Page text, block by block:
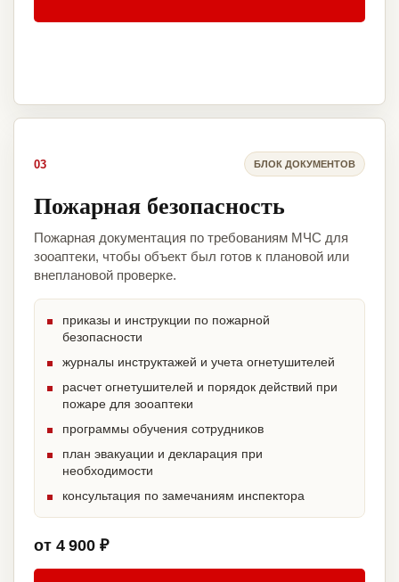
03 БЛОК ДОКУМЕНТОВ
Пожарная безопасность
Пожарная документация по требованиям МЧС для
зооаптеки, чтобы объект был готов к плановой или
внеплановой проверке.
приказы и инструкции по пожарной
безопасности
журналы инструктажей и учета огнетушителей
расчет огнетушителей и порядок действий при
пожаре для зооаптеки
программы обучения сотрудников
план эвакуации и декларация при
необходимости
консультация по замечаниям инспектора
от 4 900 ₽